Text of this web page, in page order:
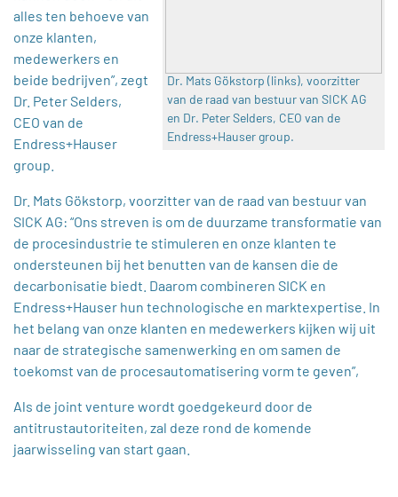
Dr. Mats Gökstorp (links), voorzitter
van de raad van bestuur van SICK AG
en Dr. Peter Selders, CEO van de
Endress+Hauser group.
alles ten behoeve van
onze klanten,
medewerkers en
beide bedrijven”, zegt
Dr. Peter Selders,
CEO van de
Endress+Hauser
group.
Dr. Mats Gökstorp, voorzitter van de raad van bestuur van
SICK AG: “Ons streven is om de duurzame transformatie van
de procesindustrie te stimuleren en onze klanten te
ondersteunen bij het benutten van de kansen die de
decarbonisatie biedt. Daarom combineren SICK en
Endress+Hauser hun technologische en marktexpertise. In
het belang van onze klanten en medewerkers kijken wij uit
naar de strategische samenwerking en om samen de
toekomst van de procesautomatisering vorm te geven”,
Als de joint venture wordt goedgekeurd door de
antitrustautoriteiten, zal deze rond de komende
jaarwisseling van start gaan.